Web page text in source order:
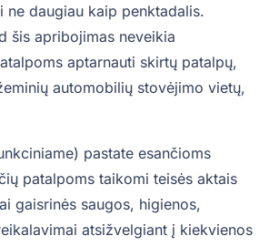
ne daugiau kaip penktadalis.
šis apribojimas neveikia
aptarnauti skirtų patalpų,
automobilių stovėjimo vietų,
pastate esančioms
patalpoms taikomi teisės aktais
gaisrinės saugos, higienos,
atsižvelgiant į kiekvienos